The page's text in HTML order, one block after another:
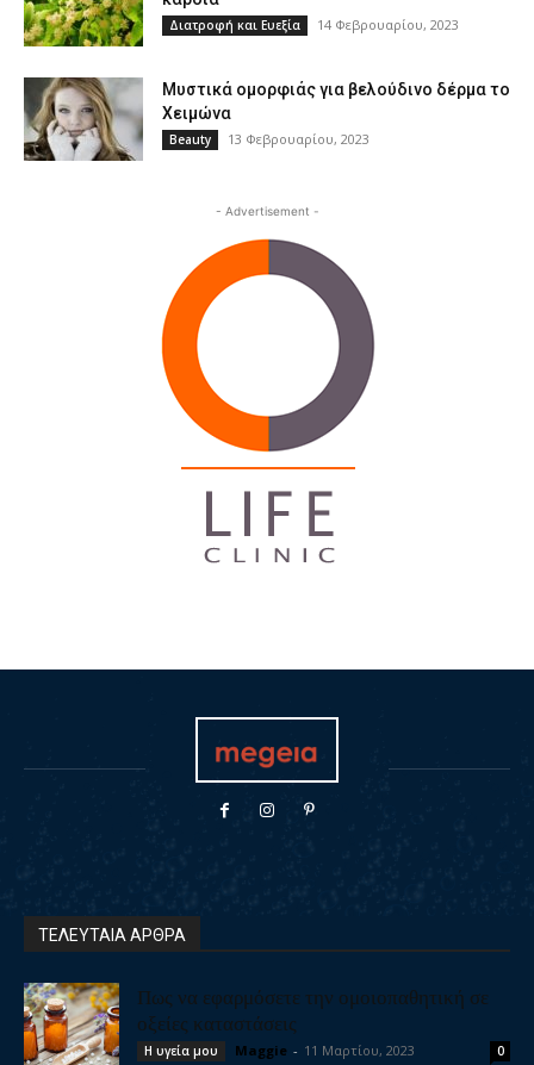
Διατροφή και Ευεξία 14 Φεβρουαρίου, 2023
Μυστικά ομορφιάς για βελούδινο δέρμα το
Χειμώνα
Beauty 13 Φεβρουαρίου, 2023
- Advertisement -
ΤΕΛΕΥΤΑΙΑ ΑΡΘΡΑ
Πως να εφαρμόσετε την ομοιοπαθητική σε
οξείες καταστάσεις
Η υγεία μου Maggie - 11 Μαρτίου, 2023 0